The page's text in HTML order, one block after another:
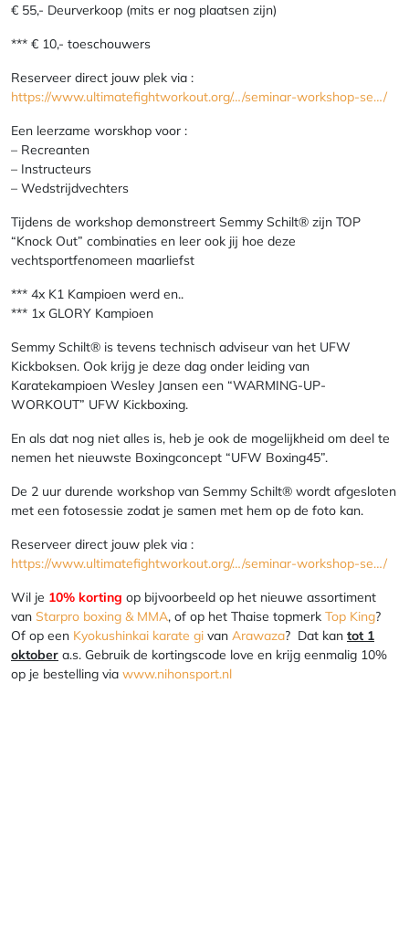
€ 55,- Deurverkoop (mits er nog plaatsen zijn)
*** € 10,- toeschouwers
Reserveer direct jouw plek via :
https://www.ultimatefightworkout.org/…/seminar-workshop-se…/
Een leerzame worskhop voor :
– Recreanten
– Instructeurs
– Wedstrijdvechters
Tijdens de workshop demonstreert Semmy Schilt® zijn TOP
“Knock Out” combinaties en leer ook jij hoe deze
vechtsportfenomeen maarliefst
*** 4x K1 Kampioen werd en..
*** 1x GLORY Kampioen
Semmy Schilt® is tevens technisch adviseur van het UFW
Kickboksen. Ook krijg je deze dag onder leiding van
Karatekampioen Wesley Jansen een “WARMING-UP-
WORKOUT” UFW Kickboxing.
En als dat nog niet alles is, heb je ook de mogelijkheid om deel te
nemen het nieuwste Boxingconcept “UFW Boxing45”.
De 2 uur durende workshop van Semmy Schilt® wordt afgesloten
met een fotosessie zodat je samen met hem op de foto kan.
Reserveer direct jouw plek via :
https://www.ultimatefightworkout.org/…/seminar-workshop-se…/
Wil je 10% korting op bijvoorbeeld op het nieuwe assortiment
van Starpro boxing & MMA, of op het Thaise topmerk Top King?
Of op een Kyokushinkai karate gi van Arawaza? Dat kan tot 1
oktober a.s. Gebruik de kortingscode love en krijg eenmalig 10%
op je bestelling via www.nihonsport.nl